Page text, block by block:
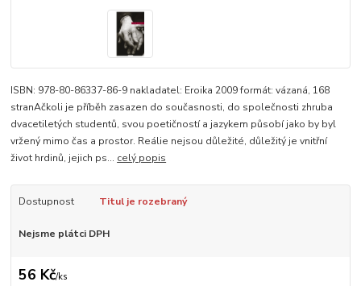
ISBN: 978-80-86337-86-9 nakladatel: Eroika 2009 formát: vázaná, 168
stranAčkoli je příběh zasazen do současnosti, do společnosti zhruba
dvacetiletých studentů, svou poetičností a jazykem působí jako by byl
vržený mimo čas a prostor. Reálie nejsou důležité, důležitý je vnitřní
život hrdinů, jejich ps... celý popis
Dostupnost Titul je rozebraný
Nejsme plátci DPH
56 Kč/ks